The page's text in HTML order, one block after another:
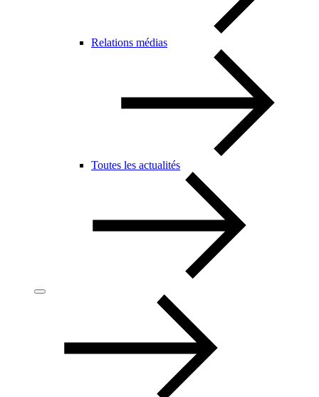
Relations médias
Toutes les actualités